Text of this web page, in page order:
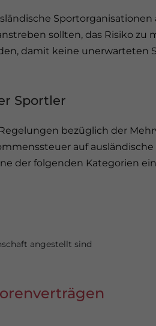
sollten, das Risiko zu
damit keine unerwarteten
Sportler
bezüglich der
auf
der folgenden Kategorien
angestellt sind